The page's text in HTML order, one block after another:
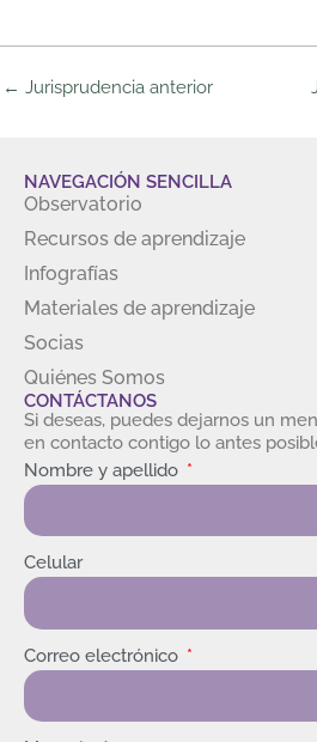
← Jurisprudencia anterior
NAVEGACIÓN SENCILLA
Observatorio
Recursos de aprendizaje
Infografías
Materiales de aprendizaje
Socias
Quiénes Somos
CONTÁCTANOS
Si deseas, puedes dejarnos un
en contacto contigo lo antes
Nombre y apellido
Celular
Correo electrónico